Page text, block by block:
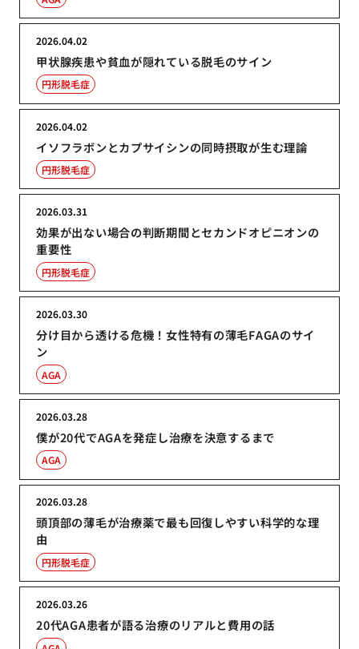
甲状腺疾患や貧血が隠れている脱毛のサイン
2026.04.02
円形脱毛症
イソフラボンとカプサイシンの同時摂取が生む理論
2026.04.02
円形脱毛症
効果が出ない場合の判断期間とセカンドオピニオンの
重要性
2026.03.31
円形脱毛症
分け目から透ける危機！女性特有の薄毛FAGAのサイ
ン
2026.03.30
AGA
僕が20代でAGAを発症し治療を決意するまで
2026.03.28
AGA
頭頂部の薄毛が治療薬で最も回復しやすい科学的な理
由
2026.03.28
円形脱毛症
20代AGA患者が語る治療のリアルと費用の話
2026.03.26